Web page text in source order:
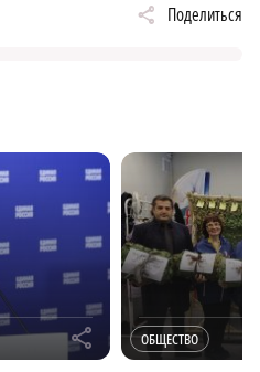
Поделиться
r ОБЩЕСТВО